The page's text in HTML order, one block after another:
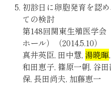
初診日に卵胞発育を認
ての検討
第148回関東生殖医学会
ホール）（2014.5.10）
真井英臣, 田中慧, 湯暁暉
和田恵子, 篠原一朝, 谷
保, 長田尚夫, 加藤恵一